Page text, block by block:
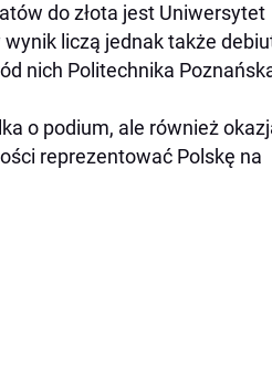
do złota jest Uniwersytet
liczą jednak także
nich Politechnika
o podium, ale również
reprezentować Polskę na